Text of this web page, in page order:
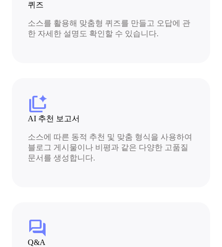
퀴즈
소스를 활용해 맞춤형 퀴즈를 만들고 오답에 관
한 자세한 설명도 확인할 수 있습니다.
auto_tab_group
AI 추천 보고서
소스에 따른 동적 추천 및 맞춤 형식을 사용하여
블로그 게시물이나 비평과 같은 다양한 고품질
문서를 생성합니다.
forum
Q&A